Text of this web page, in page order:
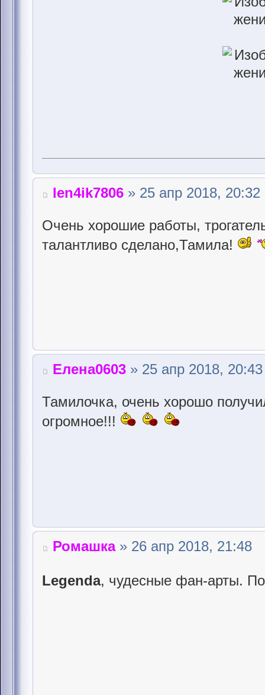
len4ik7806 » 25 апр 2018, 20:32
Очень хорошие работы,
талантливо сделано,Тамила!
Елена0603 » 25 апр 2018, 20:43
Тамилочка, очень хорошо
огромное!!!
Ромашка» 26 апр 2018, 21:48
Legenda, чудесные фан-арты.